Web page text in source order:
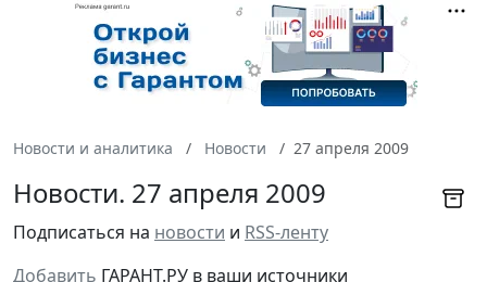
Новости и аналитика Новости 27 апреля 2009
Новости. 27 апреля 2009
Подписаться на новости и RSS-ленту
Добавить ГАРАНТ.РУ в ваши источники